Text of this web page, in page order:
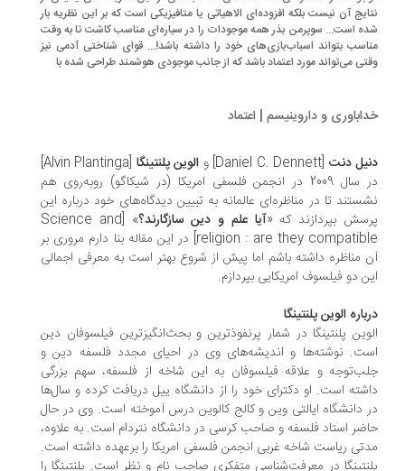
آن نیست بلکه افزوده‌ای الاهیاتی یا متافیزیکی است که بر این نظریه بار
است... سوپرمن بذر همه موجودات را در سیاره‌ای مناسب کاشت تا به وقت
بتواند اسباب‌بازی‌های خود را داشته باشد!... قوای شناختی آدمی نیز
می‌تواند مورد اعتماد باشد که از جانب موجودی هوشمند طراحی شده با
و داروینیسم | اعتماد
دنت[Daniel C. Dennett] و الوین پلنتینگا
[Alvin Plantinga]
در سال 2009 در انجمن فلسفی امریکا (در شیکاگو) روبه‌روی هم
تا در مناظره‌ای عالمانه به تبیین دیدگاه‌های خود درباره این
بپردازند که «آیا علم و دین سازگارند؟
» [Science and
religion : are they compatible] در این مقاله بنا دارم مروری بر
مناظره داشته باشم اما پیش از شروع بهتر است به معرفی اجمالی
دو فیلسوف امریکایی بپردازم.
الوین پلنتینگا
پلنتینگا در شمار پرنفوذترین و بحث‌انگیزترین فیلسوفان دین
نوشته‌ها و اندیشه‌های وی در احیای مجدد فلسفه‏ دین و
و علاقه‏ فیلسوفان به این شاخه از فلسفه، سهم بزرگی
است. او دکترای خود را از دانشگاه ییل دریافت کرده و سال‌ها
دانشگاه ایالتی وین و کالج کالوین درس آموخته است. وی در حال
استاد فلسفه و صاحب کرسی در دانشگاه نتردام است. به علاوه،
ریاست شاخه‏ غربی انجمن فلسفی امریکا را برعهده داشته است.
در معرفت‌شناسی متفکری صاحب‌ نام و نظر است. پلنتینگا را